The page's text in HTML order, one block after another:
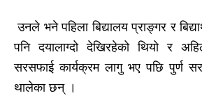
उनले भने पहिला बिद्यालय प्राङ्गर र
पनि दयालाग्दो देखिरहेको थियो र
सरसफाई कार्यक्रम लागु भए पछि पुर्ण
थालेका छन् ।